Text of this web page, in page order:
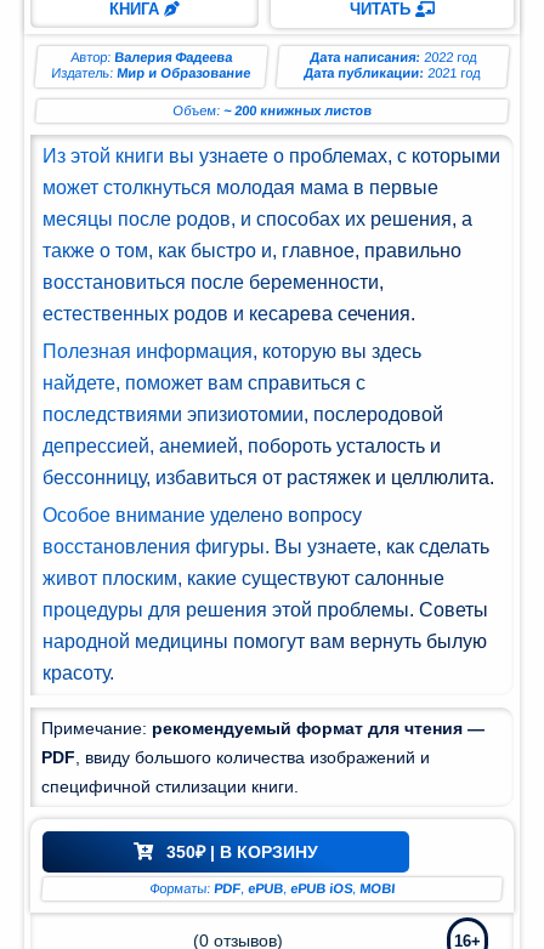
Роман
Мир и
КНИГА ЧИТАТЬ
Автор:Валерия Фадеева
Издатель:Мир и Образование
Дата написания:2022 год
Дата публикации:2021 год
Объем:~ 200 книжных листов
Из этой книги вы узнаете о проблемах, с которыми
может столкнуться молодая мама в первые
месяцы после родов, и способах их решения, а
также о том, как быстро и, главное, правильно
восстановиться после беременности,
естественных родов и кесарева сечения.
Полезная информация, которую вы здесь
найдете, поможет вам справиться с
последствиями эпизиотомии, послеродовой
депрессией, анемией, побороть усталость и
бессонницу, избавиться от растяжек и целлюлита.
Особое внимание уделено вопросу
восстановления фигуры. Вы узнаете, как сделать
живот плоским, какие существуют салонные
процедуры для решения этой проблемы. Советы
народной медицины помогут вам вернуть былую
красоту.
Примечание: рекомендуемый формат для чтения —
PDF , ввиду большого количества изображений и
специфичной стилизации книги.
350₽| В КОРЗИНУ
Форматы:PDF,ePUB,ePUB iOS,MOBI
(0отзывов) 16+